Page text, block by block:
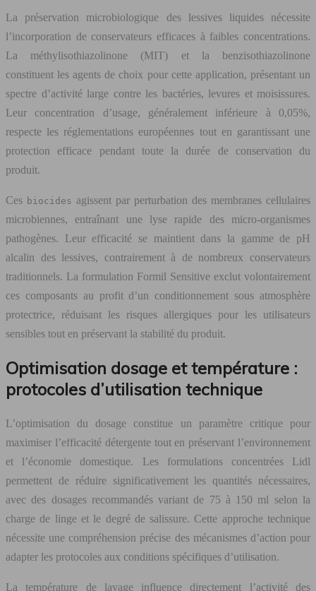
La préservation microbiologique des lessives liquides nécessite
l’incorporation de conservateurs efficaces à faibles concentrations.
La méthylisothiazolinone (MIT) et la benzisothiazolinone
constituent les agents de choix pour cette application, présentant un
spectre d’activité large contre les bactéries, levures et moisissures.
Leur concentration d’usage, généralement inférieure à 0,05%,
respecte les réglementations européennes tout en garantissant une
protection efficace pendant toute la durée de conservation du
produit.
Ces biocides agissent par perturbation des membranes cellulaires
microbiennes, entraînant une lyse rapide des micro-organismes
pathogènes. Leur efficacité se maintient dans la gamme de pH
alcalin des lessives, contrairement à de nombreux conservateurs
traditionnels. La formulation Formil Sensitive exclut volontairement
ces composants au profit d’un conditionnement sous atmosphère
protectrice, réduisant les risques allergiques pour les utilisateurs
sensibles tout en préservant la stabilité du produit.
Optimisation dosage et température :
protocoles d’utilisation technique
L’optimisation du dosage constitue un paramètre critique pour
maximiser l’efficacité détergente tout en préservant l’environnement
et l’économie domestique. Les formulations concentrées Lidl
permettent de réduire significativement les quantités nécessaires,
avec des dosages recommandés variant de 75 à 150 ml selon la
charge de linge et le degré de salissure. Cette approche technique
nécessite une compréhension précise des mécanismes d’action pour
adapter les protocoles aux conditions spécifiques d’utilisation.
La température de lavage influence directement l’activité des